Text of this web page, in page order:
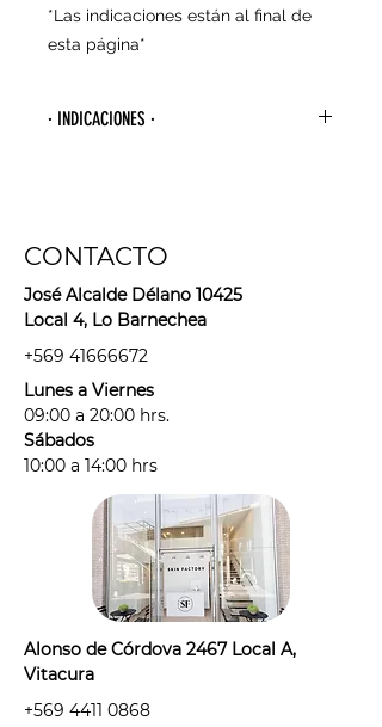
*Las indicaciones están al final de
esta página*
· INDICACIONES ·
(cera, hilo, pinzas, bandas
depilatorias, maquina depilatoria,
sugaring, etc).
- Usar sólo rasuradora o métodos
que corten el pelo entre tus
sesiones. Hacerlo sólo las veces
necesarias para no sobre estimular
el folículo piloso.
- Debes venir rasurad@ (idealmente
desde el día anterior), sin
desodorante, cremas, ni perfumes
en la zona a tratar.
- Por protocolo, antes de agendar tu
tienes alguna afección de la piel
CONTACTO
José Alcalde Délano 10425
Local 4, Lo Barnechea
+569 41666672
Lunes a Viernes
09:00 a 20:00 hrs.
Sábados
10:00 a 14:00 hrs
Alonso de Córdova 2467 Local A,
Vitacura
+569 4411 0868